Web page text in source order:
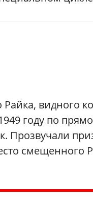
Райка, видного
году по
Прозвучали
смещенного